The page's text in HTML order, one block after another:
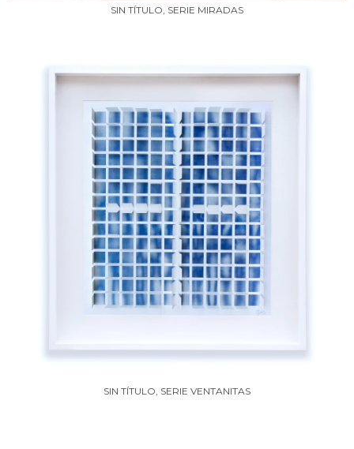
SIN TÍTULO, SERIE MIRADAS
SIN TÍTULO, SERIE VENTANITAS